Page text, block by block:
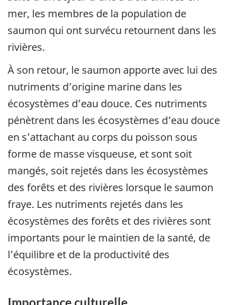
mer, les membres de la population de
saumon qui ont survécu retournent dans les
rivières.
À son retour, le saumon apporte avec lui des
nutriments d’origine marine dans les
écosystèmes d’eau douce. Ces nutriments
pénètrent dans les écosystèmes d’eau douce
en s’attachant au corps du poisson sous
forme de masse visqueuse, et sont soit
mangés, soit rejetés dans les écosystèmes
des forêts et des rivières lorsque le saumon
fraye. Les nutriments rejetés dans les
écosystèmes des forêts et des rivières sont
importants pour le maintien de la santé, de
l’équilibre et de la productivité des
écosystèmes.
Importance culturelle